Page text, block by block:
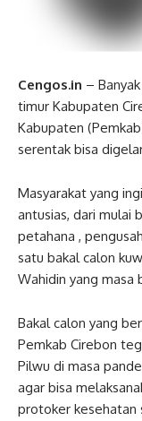
Cengos.in –
timur Kabupaten
Kabupaten
serentak bisa
Masyarakat yang
antusias, dari mulai
petahana ,
satu bakal calon
Wahidin yang masa
Bakal calon yang
Pemkab Cirebon
Pilwu di masa
agar bisa
protoker kesehatan